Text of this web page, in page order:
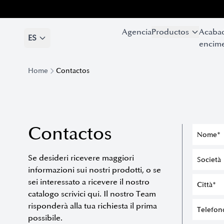
ES
AgenciaProductos
ES
AgenciaProductos
Home Contactos
Contactos
Se desideri ricevere maggiori
informazioni sui nostri prodotti, o se
sei interessato a ricevere il nostro
catalogo scrivici qui. Il nostro Team
risponderà alla tua richiesta il prima
possibile.